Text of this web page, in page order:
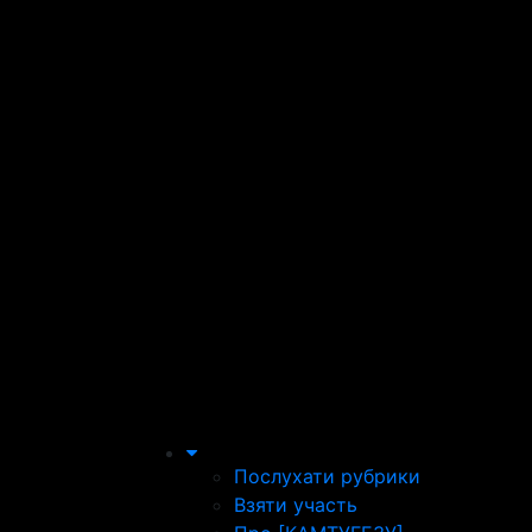
Послухати рубрики
Взяти участь